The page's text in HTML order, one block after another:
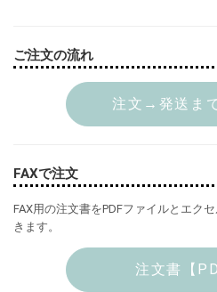
ご注文の流れ
注文→発送ま
FAXで注文
FAX用の注文書をPDFファイルとエク
きます。
注文書【